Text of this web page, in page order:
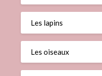
Les lapins
Les oiseaux